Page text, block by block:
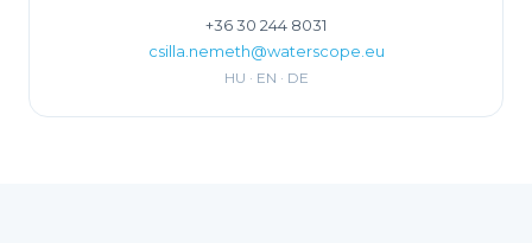
+36 30 244 8031
csilla.nemeth@waterscope.eu
HU · EN · DE